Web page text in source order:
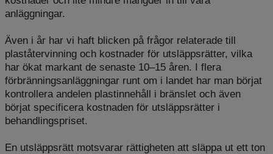
anläggningar.
Även i år har vi haft blicken på frågor relaterade till
plaståtervinning och kostnader för utsläppsrätter, vilka
har ökat markant de senaste 10–15 åren. I flera
förbränningsanläggningar runt om i landet har man börjat
kontrollera andelen plastinnehåll i bränslet och även
börjat specificera kostnaden för utsläppsrätter i
behandlingspriset.
En utsläppsrätt motsvarar rättigheten att släppa ut ett ton